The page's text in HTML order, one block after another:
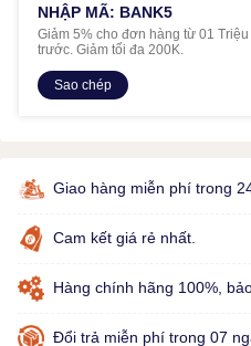
NHẬP MÃ: BANK5
Giảm 5% cho đơn hàng từ 01
trước. Giảm tối đa 200K.
Sao chép
Giao hàng miễn phí trong
Cam kết giá rẻ nhất.
Hàng chính hãng 100%,
Đổi trả miễn phí trong 07